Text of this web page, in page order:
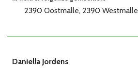
2390 Oostmalle 2390 Westmalle
Daniella Jordens